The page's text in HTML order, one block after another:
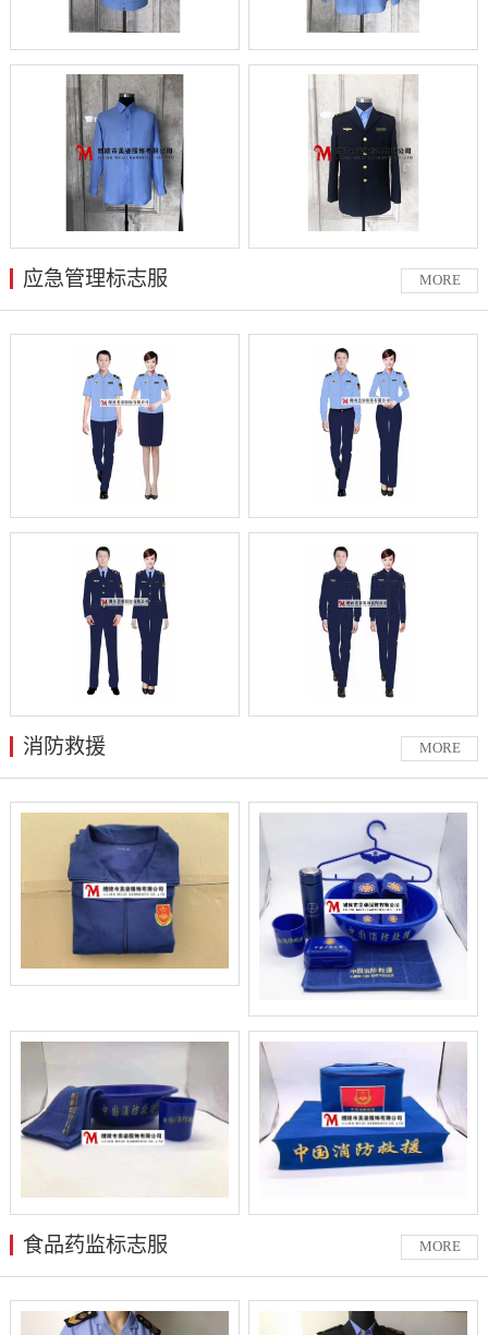
应急管理标志服 MORE
消防救援 MORE
食品药监标志服 MORE